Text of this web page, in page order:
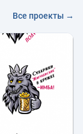
Все проекты →